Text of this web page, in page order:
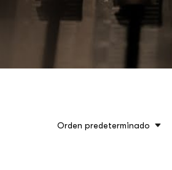
Orden predeterminado